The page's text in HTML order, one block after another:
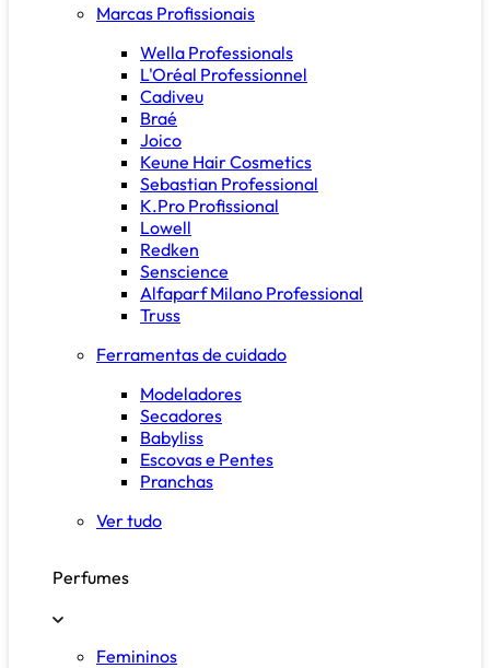
Marcas Profissionais
Wella Professionals
L'Oréal Professionnel
Cadiveu
Braé
Joico
Keune Hair Cosmetics
Sebastian Professional
K.Pro Profissional
Lowell
Redken
Senscience
Alfaparf Milano Professional
Truss
Ferramentas de cuidado
Modeladores
Secadores
Babyliss
Escovas e Pentes
Pranchas
Ver tudo
Perfumes
Femininos